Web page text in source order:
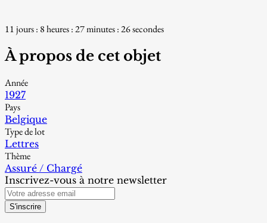
11 jours : 8 heures : 27 minutes : 25 secondes
À propos de cet objet
Année
1927
Pays
Belgique
Type de lot
Lettres
Thème
Assuré / Chargé
Inscrivez-vous à notre newsletter
S'inscrire